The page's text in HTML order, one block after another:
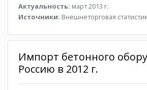
Актуальность: март 2013 г.
Источники: Внешнеторговая
Импорт бетонного
Россию в 2012 г.